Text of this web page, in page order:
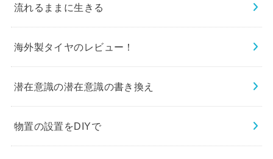
流れるままに生きる
海外製タイヤのレビュー！
潜在意識の潜在意識の書き換え
物置の設置をDIYで